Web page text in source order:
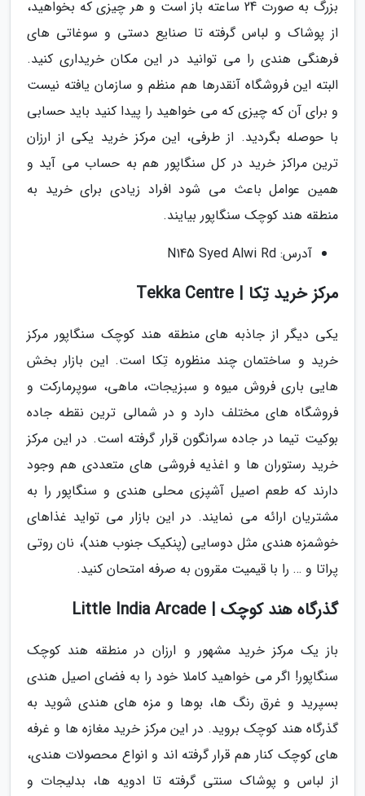
بزرگ به صورت 24 ساعته باز است و هر چیزی که بخواهید،
از پوشاک و لباس گرفته تا صنایع دستی و سوغاتی های
فرهنگی هندی را می توانید در این مکان خریداری کنید.
البته این فروشگاه آنقدرها هم منظم و سازمان یافته نیست
و برای آن که چیزی که می خواهید را پیدا کنید باید حسابی
با حوصله بگردید. از طرفی، این مرکز خرید یکی از ارزان
ترین مراکز خرید در کل سنگاپور هم به حساب می آید و
همین عوامل باعث می شود افراد زیادی برای خرید به
منطقه هند کوچک سنگاپور بیایند.
آدرس: N145 Syed Alwi Rd
مرکز خرید تِکا | Tekka Centre
یکی دیگر از جاذبه های منطقه هند کوچک سنگاپور مرکز
خرید و ساختمان چند منظوره تِکا است. این بازار بخش
هایی باری فروش میوه و سبزیجات، ماهی، سوپرمارکت و
فروشگاه های مختلف دارد و در شمالی ترین نقطه جاده
بوکیت تیما در جاده سرانگون قرار گرفته است. در این مرکز
خرید رستوران ها و اغذیه فروشی های متعددی هم وجود
دارند که طعم اصیل آشپزی محلی هندی و سنگاپور را به
مشتریان ارائه می نمایند. در این بازار می تواید غذاهای
خوشمزه هندی مثل دوسایی (پنکیک جنوب هند)، نان روتی
پراتا و … را با قیمیت مقرون به صرفه امتحان کنید.
گذرگاه هند کوچک | Little India Arcade
باز یک مرکز خرید مشهور و ارزان در منطقه هند کوچک
سنگاپور! اگر می خواهید کاملا خود را به فضای اصیل هندی
بسپرید و غرق رنگ ها، بوها و مزه های هندی شوید به
گذرگاه هند کوچک بروید. در این مرکز خرید مغازه ها و غرفه
های کوچک کنار هم قرار گرفته اند و انواع محصولات هندی،
از لباس و پوشاک سنتی گرفته تا ادویه ها، بدلیجات و